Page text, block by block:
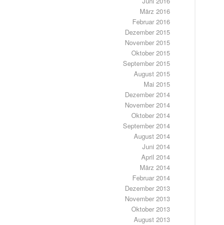
März 2016
Februar 2016
Dezember 2015
November 2015
Oktober 2015
September 2015
August 2015
Mai 2015
Dezember 2014
November 2014
Oktober 2014
September 2014
August 2014
Juni 2014
April 2014
März 2014
Februar 2014
Dezember 2013
November 2013
Oktober 2013
August 2013